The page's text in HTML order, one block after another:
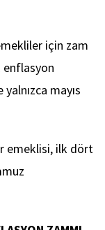
için zam
enflasyon
mayıs
emeklisi, ilk dört